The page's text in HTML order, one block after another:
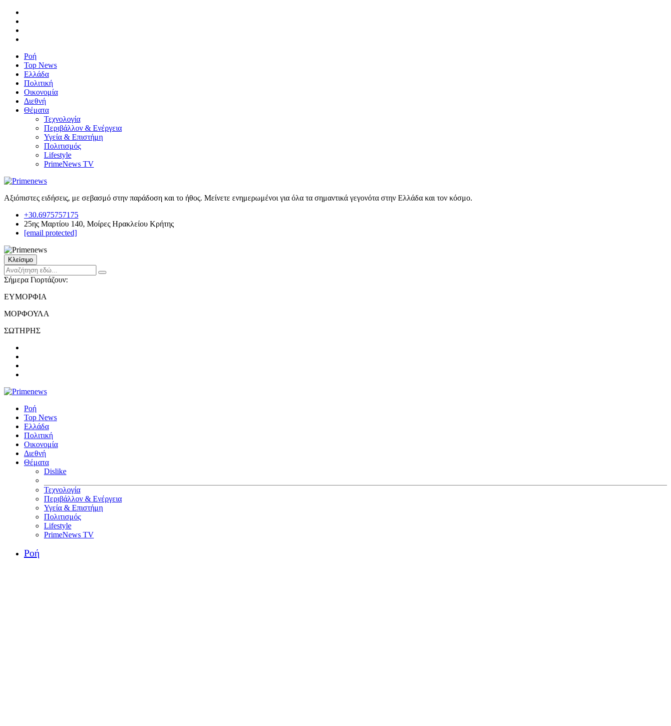
Ροή
Top News
Ελλάδα
Πολιτική
Οικονομία
Διεθνή
Θέματα
Τεχνολογία
Περιβάλλον & Ενέργεια
Υγεία & Επιστήμη
Πολιτισμός
Lifestyle
PrimeNews TV
Αξιόπιστες ειδήσεις, με σεβασμό στην παράδοση και το ήθος. Μείνετε ενημερωμένοι για όλα τα σημαντικά γεγονότα στην Ελλάδα και τον κόσμο.
+30.6975757175
25ης Μαρτίου 140, Μοίρες Ηρακλείου Κρήτης
[email protected]
Κλείσιμο
Σήμερα Γιορτάζουν:
ΕΥΜΟΡΦΙΑ
ΜΟΡΦΟΥΛΑ
ΣΩΤΗΡΗΣ
Ροή
Top News
Ελλάδα
Πολιτική
Οικονομία
Διεθνή
Θέματα
Dislike
Τεχνολογία
Περιβάλλον & Ενέργεια
Υγεία & Επιστήμη
Πολιτισμός
Lifestyle
PrimeNews TV
Ροή